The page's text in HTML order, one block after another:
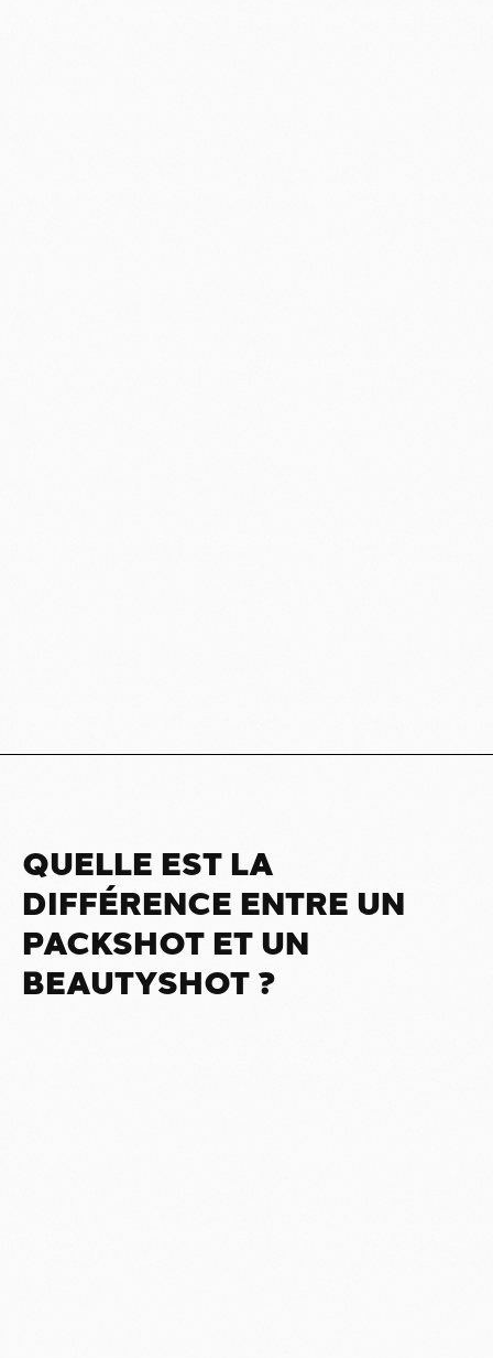
QUELLE EST LA
DIFFÉRENCE ENTRE UN
PACKSHOT ET UN
BEAUTYSHOT ?